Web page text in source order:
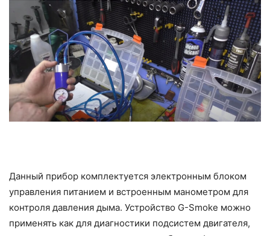
Данный прибор комплектуется электронным блоком
управления питанием и встроенным манометром для
контроля давления дыма. Устройство G-Smoke можно
применять как для диагностики подсистем двигателя,